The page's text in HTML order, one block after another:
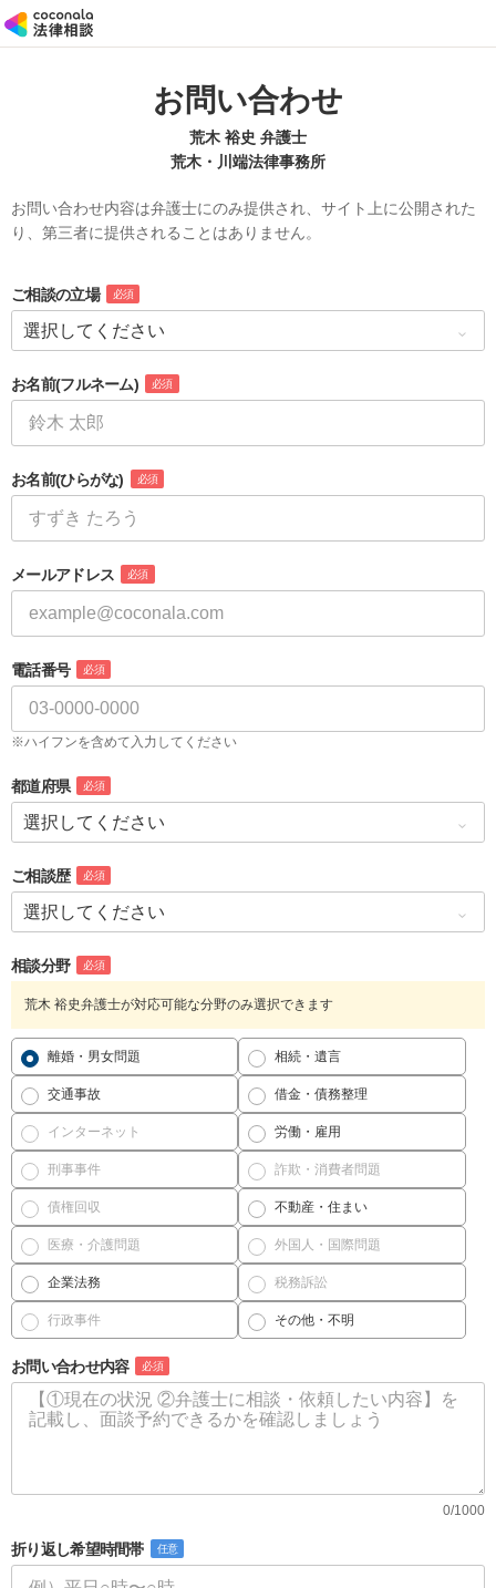
お問い合わせ
荒木 裕史 弁護士
荒木・川端法律事務所
お問い合わせ内容は弁護士にのみ提供され、サイト上に公開された
り、第三者に提供されることはありません。
ご相談の立場 必須
お名前(フルネーム) 必須
お名前(ひらがな) 必須
メールアドレス 必須
電話番号 必須
※ハイフンを含めて入力してください
都道府県 必須
ご相談歴 必須
相談分野 必須
荒木 裕史弁護士が対応可能な分野のみ選択できます
離婚・男女問題 相続・遺言
交通事故 借金・債務整理
インターネット 労働・雇用
刑事事件 詐欺・消費者問題
債権回収 不動産・住まい
医療・介護問題 外国人・国際問題
企業法務 税務訴訟
行政事件 その他・不明
お問い合わせ内容 必須
0/1000
折り返し希望時間帯 任意